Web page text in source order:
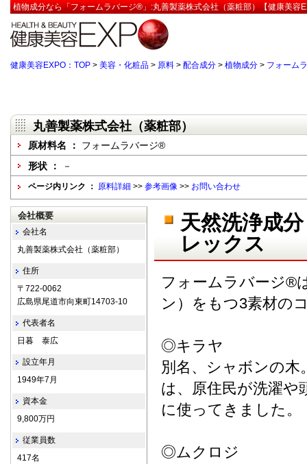
植物成分なら「フォームラバージ®」:丸善製薬株式会社（薬粧部）【健康美容
健康美容EXPO：TOP > 美容・化粧品 > 原料 > 配合成分 > 植物成分 > フォーム
丸善製薬株式会社（薬粧部）
原材料名 ： フォームラバージ®
形状 ：
－
ページ内リンク ： 原料詳細 >> 参考画像 >> お問い合わせ
天然洗浄成
レックス
フォームラバージ®
ン）をもつ3素材の
◎キラヤ
別名、シャボンの木
は、原住民が洗濯や
に使ってきました。
◎ムクロジ
会社概要
会社名
丸善製薬株式会社（薬粧部）
住所
〒722-0062
広島県尾道市向東町14703-10
代表者名
日暮 泰広
設立年月
1949年7月
資本金
9,800万円
従業員数
417名